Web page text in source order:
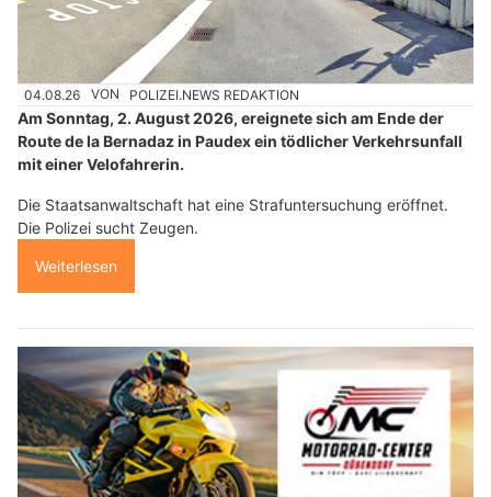
04.08.26 VON POLIZEI.NEWS REDAKTION
Am Sonntag, 2. August 2026, ereignete sich am Ende der
Route de la Bernadaz in Paudex ein tödlicher Verkehrsunfall
mit einer Velofahrerin.
Die Staatsanwaltschaft hat eine Strafuntersuchung eröffnet.
Die Polizei sucht Zeugen.
Weiterlesen